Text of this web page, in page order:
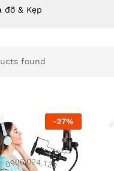
đỡ & Kẹp
found
-27%